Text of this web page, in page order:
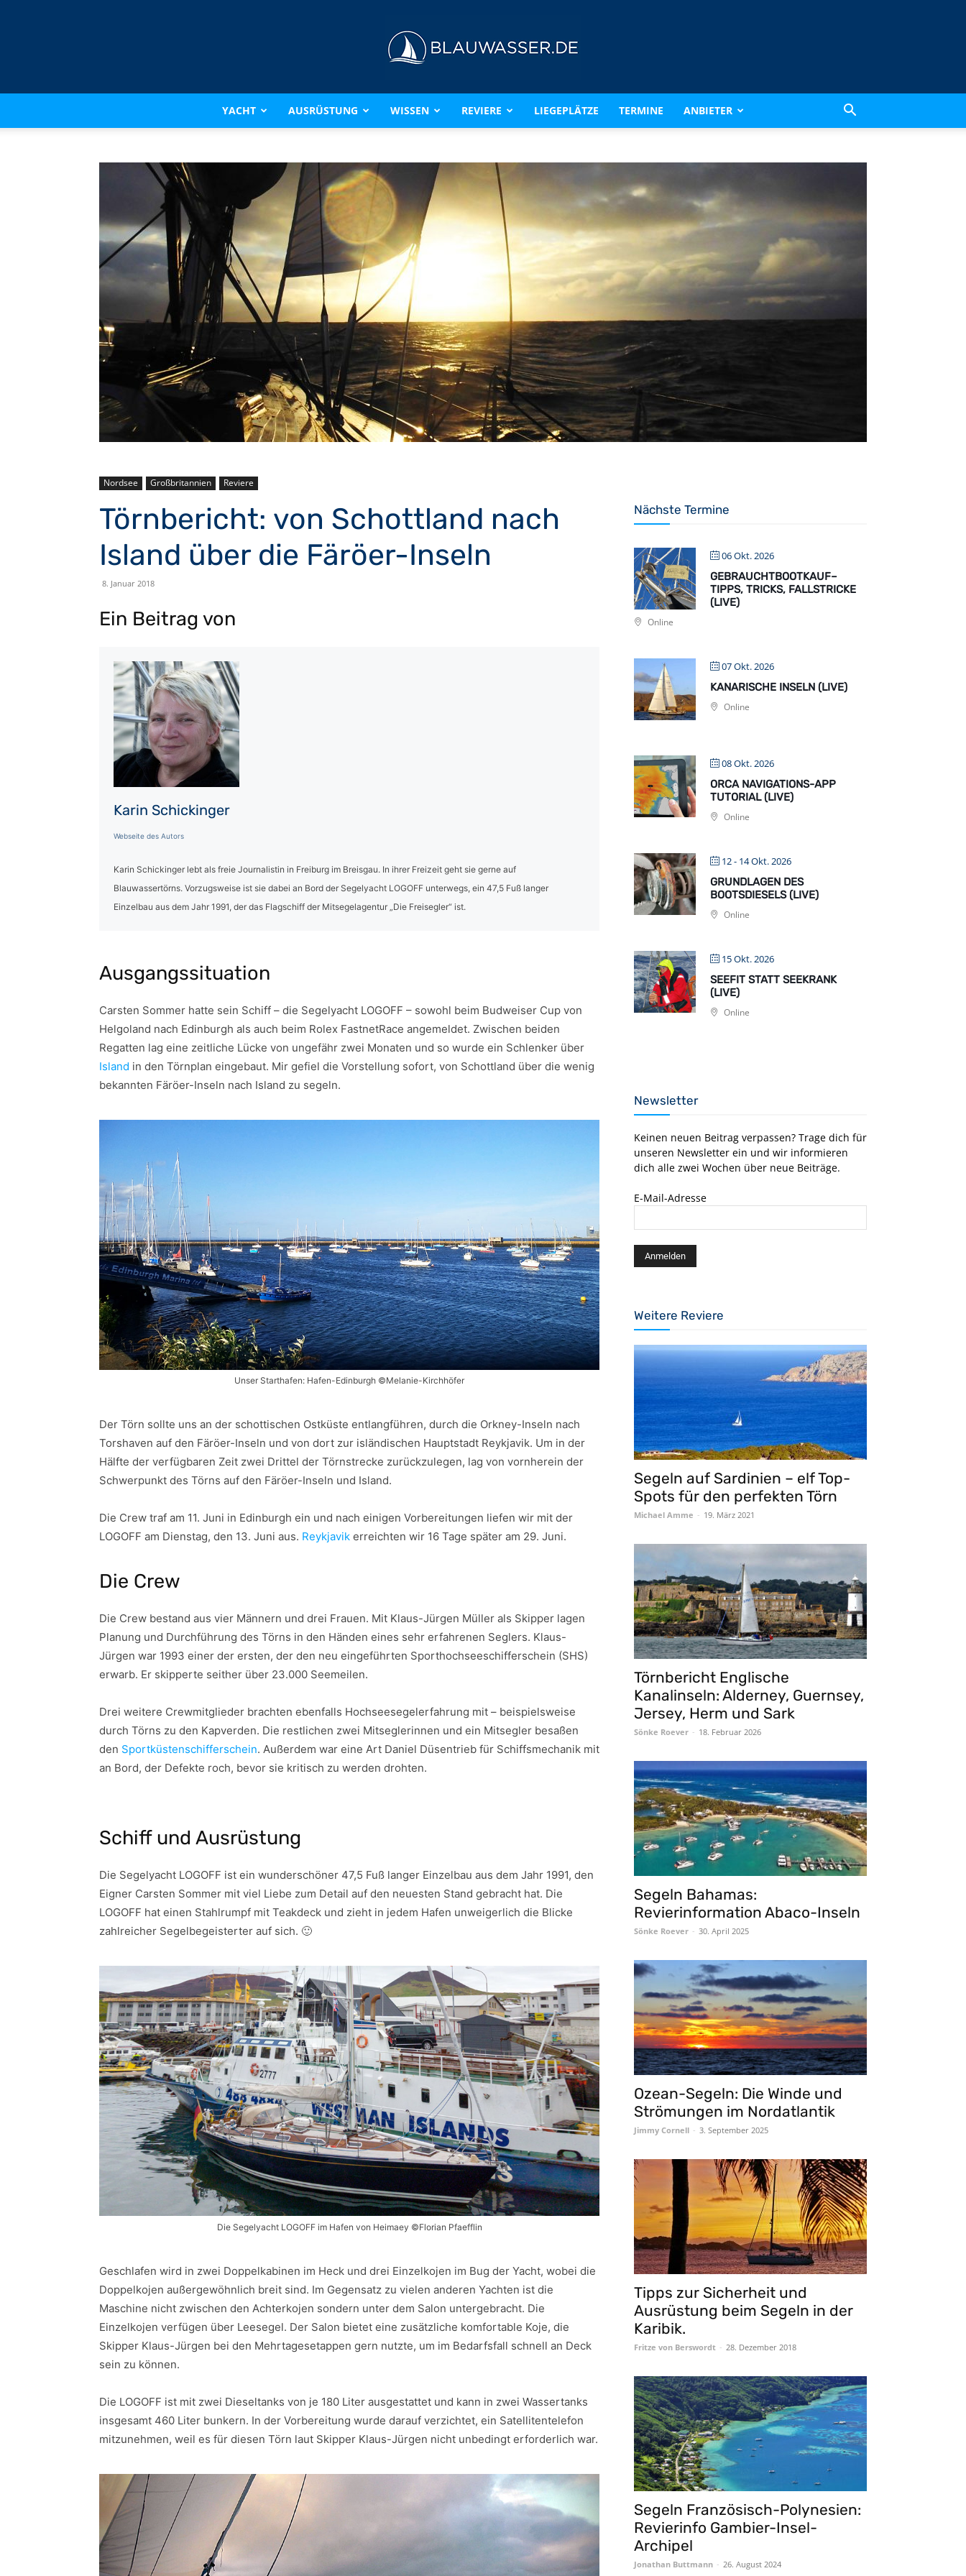
BLAUWASSER.DE
YACHT AUSRÜSTUNG WISSEN REVIERE LIEGEPLÄTZE TERMINE ANBIETER
Nordsee Großbritannien Reviere
Törnbericht: von Schottland nach
Island über die Färöer-Inseln
8. Januar 2018
Ein Beitrag von
Karin Schickinger
Webseite des Autors
Karin Schickinger lebt als freie Journalistin in Freiburg im Breisgau. In ihrer Freizeit geht sie gerne auf
Blauwassertörns. Vorzugsweise ist sie dabei an Bord der Segelyacht LOGOFF unterwegs, ein 47,5 Fuß langer
Einzelbau aus dem Jahr 1991, der das Flagschiff der Mitsegelagentur „Die Freisegler“ ist.
Ausgangssituation
Carsten Sommer hatte sein Schiff – die Segelyacht LOGOFF – sowohl beim Budweiser Cup von
Helgoland nach Edinburgh als auch beim Rolex FastnetRace angemeldet. Zwischen beiden
Regatten lag eine zeitliche Lücke von ungefähr zwei Monaten und so wurde ein Schlenker über
Island in den Törnplan eingebaut. Mir gefiel die Vorstellung sofort, von Schottland über die wenig
bekannten Färöer-Inseln nach Island zu segeln.
Unser Starthafen: Hafen-Edinburgh ©Melanie-Kirchhöfer
Der Törn sollte uns an der schottischen Ostküste entlangführen, durch die Orkney-Inseln nach
Torshaven auf den Färöer-Inseln und von dort zur isländischen Hauptstadt Reykjavik. Um in der
Hälfte der verfügbaren Zeit zwei Drittel der Törnstrecke zurückzulegen, lag von vornherein der
Schwerpunkt des Törns auf den Färöer-Inseln und Island.
Die Crew traf am 11. Juni in Edinburgh ein und nach einigen Vorbereitungen liefen wir mit der
LOGOFF am Dienstag, den 13. Juni aus. Reykjavik erreichten wir 16 Tage später am 29. Juni.
Die Crew
Die Crew bestand aus vier Männern und drei Frauen. Mit Klaus-Jürgen Müller als Skipper lagen
Planung und Durchführung des Törns in den Händen eines sehr erfahrenen Seglers. Klaus-
Jürgen war 1993 einer der ersten, der den neu eingeführten Sporthochseeschifferschein (SHS)
erwarb. Er skipperte seither über 23.000 Seemeilen.
Drei weitere Crewmitglieder brachten ebenfalls Hochseesegelerfahrung mit – beispielsweise
durch Törns zu den Kapverden. Die restlichen zwei Mitseglerinnen und ein Mitsegler besaßen
den Sportküstenschifferschein. Außerdem war eine Art Daniel Düsentrieb für Schiffsmechanik mit
an Bord, der Defekte roch, bevor sie kritisch zu werden drohten.
Schiff und Ausrüstung
Die Segelyacht LOGOFF ist ein wunderschöner 47,5 Fuß langer Einzelbau aus dem Jahr 1991, den
Eigner Carsten Sommer mit viel Liebe zum Detail auf den neuesten Stand gebracht hat. Die
LOGOFF hat einen Stahlrumpf mit Teakdeck und zieht in jedem Hafen unweigerlich die Blicke
zahlreicher Segelbegeisterter auf sich. 🙂
Die Segelyacht LOGOFF im Hafen von Heimaey ©Florian Pfaefflin
Geschlafen wird in zwei Doppelkabinen im Heck und drei Einzelkojen im Bug der Yacht, wobei die
Doppelkojen außergewöhnlich breit sind. Im Gegensatz zu vielen anderen Yachten ist die
Maschine nicht zwischen den Achterkojen sondern unter dem Salon untergebracht. Die
Einzelkojen verfügen über Leesegel. Der Salon bietet eine zusätzliche komfortable Koje, die
Skipper Klaus-Jürgen bei den Mehrtagesetappen gern nutzte, um im Bedarfsfall schnell an Deck
sein zu können.
Die LOGOFF ist mit zwei Dieseltanks von je 180 Liter ausgestattet und kann in zwei Wassertanks
insgesamt 460 Liter bunkern. In der Vorbereitung wurde darauf verzichtet, ein Satellitentelefon
mitzunehmen, weil es für diesen Törn laut Skipper Klaus-Jürgen nicht unbedingt erforderlich war.
Nächste Termine
06 Okt. 2026
GEBRAUCHTBOOTKAUF–
TIPPS, TRICKS, FALLSTRICKE
(LIVE)
Online
07 Okt. 2026
KANARISCHE INSELN (LIVE)
Online
08 Okt. 2026
ORCA NAVIGATIONS-APP
TUTORIAL (LIVE)
Online
12 - 14 Okt. 2026
GRUNDLAGEN DES
BOOTSDIESELS (LIVE)
Online
15 Okt. 2026
SEEFIT STATT SEEKRANK
(LIVE)
Online
Newsletter
Keinen neuen Beitrag verpassen? Trage dich für
unseren Newsletter ein und wir informieren
dich alle zwei Wochen über neue Beiträge.
E-Mail-Adresse
Weitere Reviere
Segeln auf Sardinien – elf Top-
Spots für den perfekten Törn
Michael Amme - 19. März 2021
Törnbericht Englische
Kanalinseln: Alderney, Guernsey,
Jersey, Herm und Sark
Sönke Roever - 18. Februar 2026
Segeln Bahamas:
Revierinformation Abaco-Inseln
Sönke Roever - 30. April 2025
Ozean-Segeln: Die Winde und
Strömungen im Nordatlantik
Jimmy Cornell - 3. September 2025
Tipps zur Sicherheit und
Ausrüstung beim Segeln in der
Karibik.
Fritze von Berswordt - 28. Dezember 2018
Segeln Französisch-Polynesien:
Revierinfo Gambier-Insel-
Archipel
Jonathan Buttmann - 26. August 2024